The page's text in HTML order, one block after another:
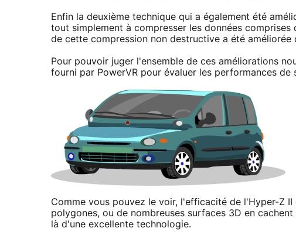
Enfin la deuxième technique qui a également été
tout simplement à compresser les données
de cette compression non destructive a été améliorée
Pour pouvoir juger l'ensemble de ces améliorations
fourni par PowerVR pour évaluer les performances de
Comme vous pouvez le voir, l'efficacité de l'Hyper-Z
polygones, ou de nombreuses surfaces 3D en
là d'une excellente technologie.